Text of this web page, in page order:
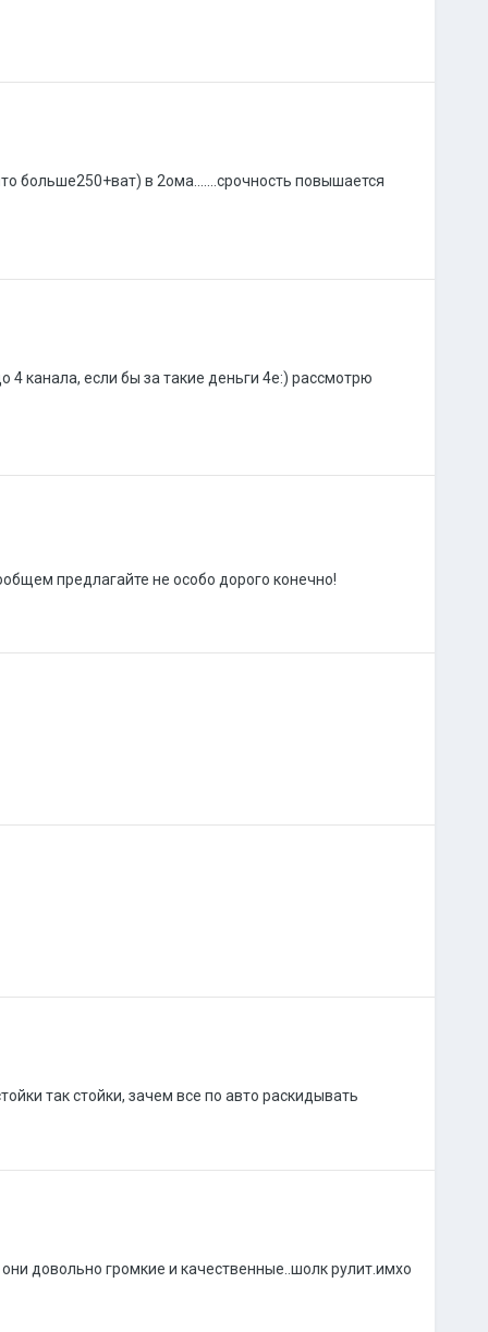
больше250+ват) в 2ома.......срочность повышается
канала, если бы за такие деньги 4е:) рассмотрю
предлагайте не особо дорого конечно!
так стойки, зачем все по авто раскидывать
довольно громкие и качественные..шолк рулит.имхо